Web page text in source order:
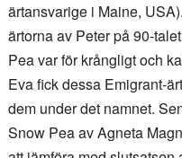
ärtansvarige i Maine,
ärtorna av Peter på 90-
Pea var för krångligt och
Eva fick dessa Emigrant-
dem under det namnet.
Snow Pea av Agneta